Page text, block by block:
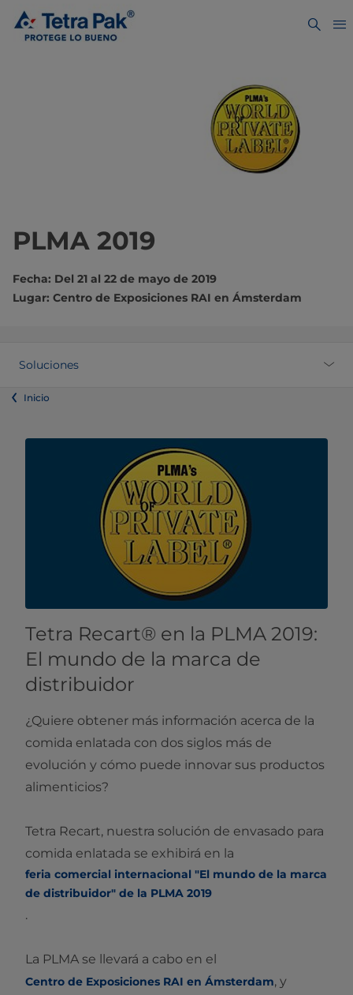
PLMA 2019
Fecha: Del 21 al 22 de mayo de 2019
Lugar: Centro de Exposiciones RAI en Ámsterdam
Soluciones
Inicio
Tetra Recart® en la PLMA 2019:
El mundo de la marca de
distribuidor
¿Quiere obtener más información acerca de la
comida enlatada con dos siglos más de
evolución y cómo puede innovar sus productos
alimenticios?
Tetra Recart, nuestra solución de envasado para
comida enlatada se exhibirá en la
feria comercial internacional "El mundo de la marca
de distribuidor" de la PLMA 2019
.
La PLMA se llevará a cabo en el
Centro de Exposiciones RAI en Ámsterdam, y